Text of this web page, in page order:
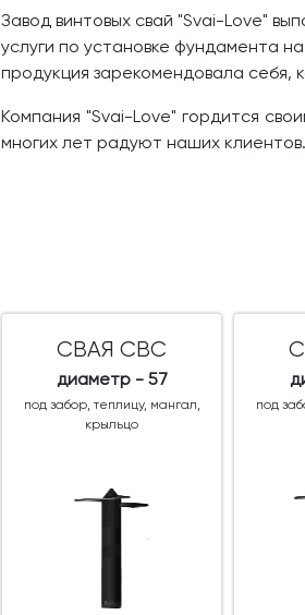
​Завод винтовых свай "Svai-Love"
услуги по установке фундамента
продукция зарекомендовала себя,
Компания "Svai-Love" гордится
многих лет радуют наших клиентов.
СВАЯ СВС
диаметр - 57
под забор, теплицу, мангал,
крыльцо
под